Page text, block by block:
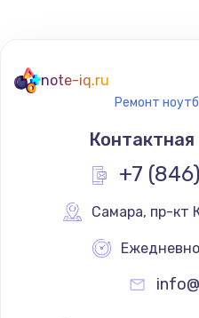
note-iq.ru
Ремонт
+7
Самара, пр-кт